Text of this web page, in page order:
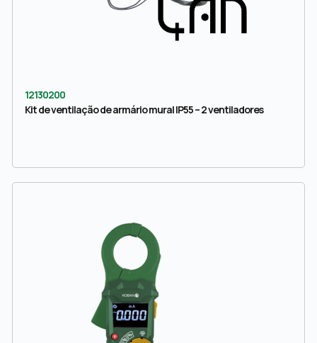
12130200
Kit de ventilação de armário mural IP55 – 2 ventiladores